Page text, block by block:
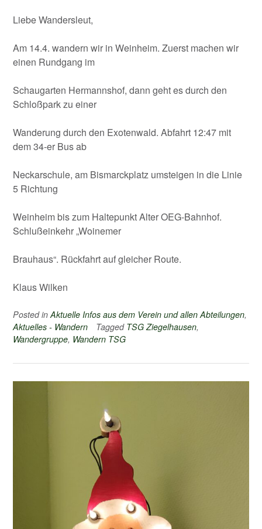
Liebe Wandersleut,
Am 14.4. wandern wir in Weinheim. Zuerst machen wir
einen Rundgang im
Schaugarten Hermannshof, dann geht es durch den
Schloßpark zu einer
Wanderung durch den Exotenwald. Abfahrt 12:47 mit
dem 34-er Bus ab
Neckarschule, am Bismarckplatz umsteigen in die Linie
5 Richtung
Weinheim bis zum Haltepunkt Alter OEG-Bahnhof.
Schlußeinkehr „Woinemer
Brauhaus“. Rückfahrt auf gleicher Route.
Klaus Wilken
Posted inAktuelle Infos aus dem Verein und allen Abteilungen,
Aktuelles - Wandern
Tagged TSG Ziegelhausen,
Wandergruppe, Wandern TSG